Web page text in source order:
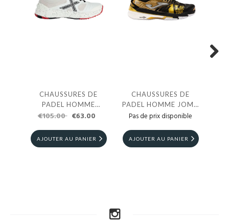
CHAUSSURES DE
PADEL HOMME
MUNICH HYDRA 104
€105.00 €63.00
AJOUTER AU PANIER
CHAUSSURES DE
PADEL HOMME JOMA
SPECIAL SLAM WORLD
Pas de prix disponible
AJOUTER AU PANIER